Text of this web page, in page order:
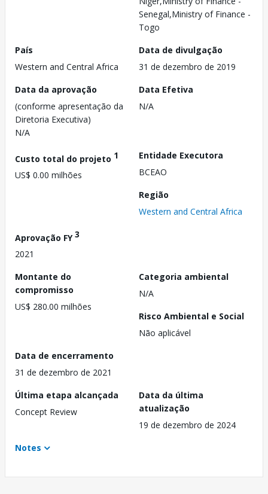
Senegal,Ministry of Finance -
Togo
País
Western and Central Africa
Data de divulgação
31 de dezembro de 2019
Data da aprovação
(conforme apresentação da
Diretoria Executiva)
N/A
Data Efetiva
N/A
Custo total do projeto 1
US$ 0.00 milhões
Entidade Executora
BCEAO
Região
Western and Central Africa
Aprovação FY3
2021
Montante do
compromisso
US$ 280.00 milhões
Categoria ambiental
N/A
Risco Ambiental e Social
Não aplicável
Data de encerramento
31 de dezembro de 2021
Última etapa alcançada
Concept Review
Data da última
atualização
19 de dezembro de 2024
Notes